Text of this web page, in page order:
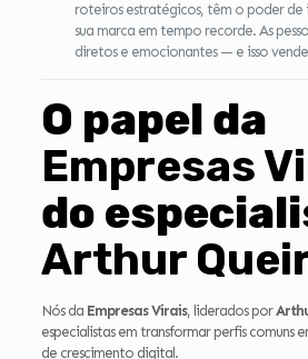
roteiros estratégicos, têm o poder de
sua marca em tempo recorde. As
diretos e emocionantes — e isso
O papel da
Empresas
do
Arthur
Nós da Empresas Virais, liderados por
especialistas em transformar perfis comuns
de crescimento digital.